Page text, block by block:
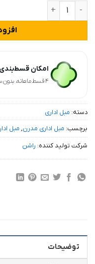
مبل انتظار تک نفره مدل P20NR عدد
امکان
۴ قسط ماهانه. بدون سود، چک و ضامن.
دسته: مبل اداری
برچسب: مبل اداری مدرن, مبل
شرکت تولید کننده: راشن
توضیحات